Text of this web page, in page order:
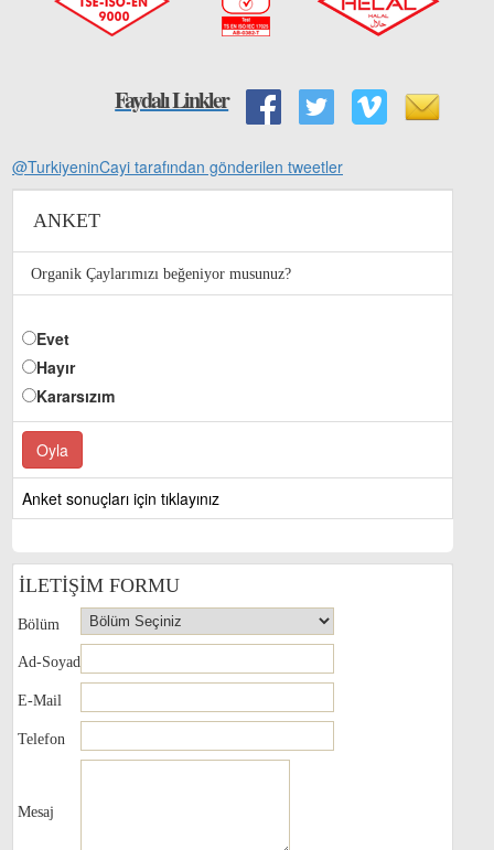
Faydalı Linkler
@TurkiyeninCayi tarafından gönderilen tweetler
ANKET
Organik Çaylarımızı beğeniyor musunuz?
Evet
Hayır
Kararsızım
Anket sonuçları için tıklayınız
İLETİŞİM FORMU
Bölüm
Ad-Soyad
E-Mail
Telefon
Mesaj